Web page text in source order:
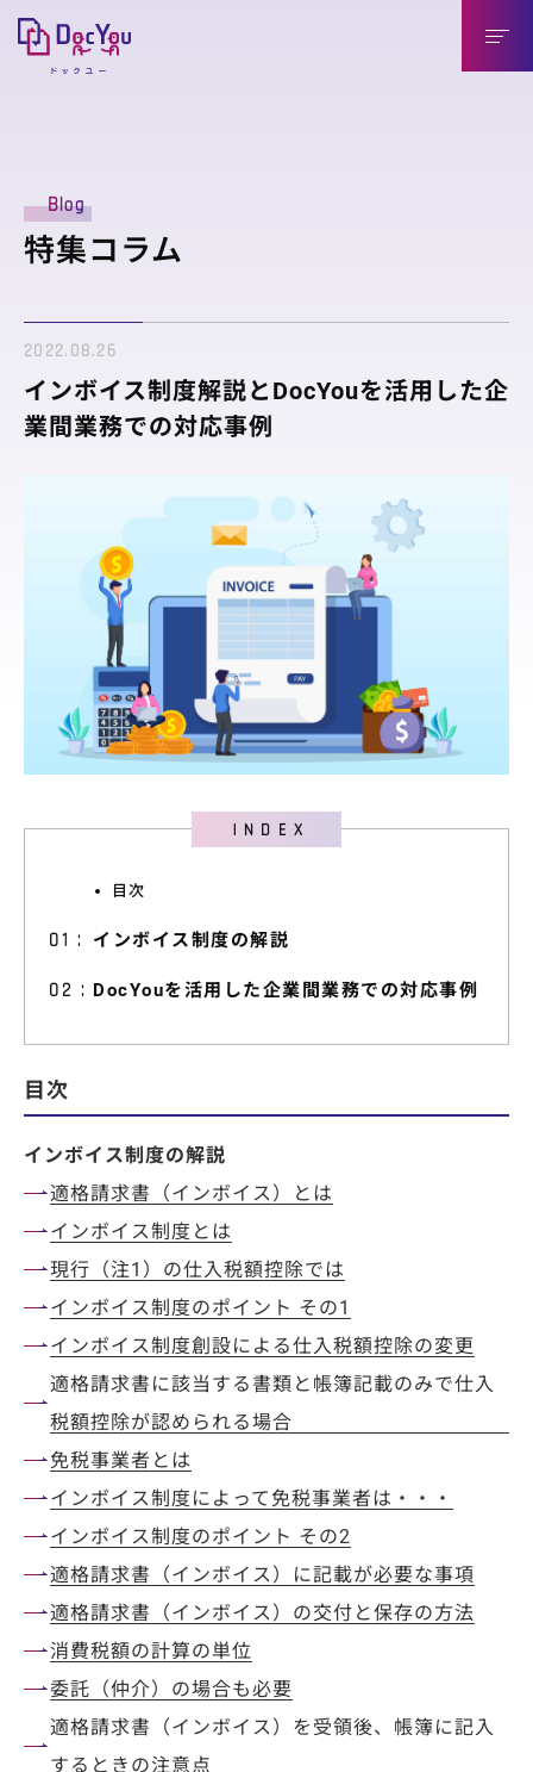
お問い合わせ
資料ダウンロード
導入のメリット
導入企業様（送信側）
機能紹介
導入サポート
取引先展開
サポート
導入事例
導入事例
ユースケース
お役立ち情報
資料ダウンロード
セミナー情報
よくあるご質問
特集コラム
お知らせ・イベント情報
Blog
特集コラム
2022.08.26
インボイス制度解説とDocYouを活用した企
業間業務での対応事例
目次
インボイス制度の解説
DocYouを活用した企業間業務での対応事例
目次
インボイス制度の解説
適格請求書（インボイス）とは
インボイス制度とは
現行（注1）の仕入税額控除では
インボイス制度のポイント その1
インボイス制度創設による仕入税額控除の変更
適格請求書に該当する書類と帳簿記載のみで仕入
税額控除が認められる場合
免税事業者とは
インボイス制度によって免税事業者は・・・
インボイス制度のポイント その2
適格請求書（インボイス）に記載が必要な事項
適格請求書（インボイス）の交付と保存の方法
消費税額の計算の単位
委託（仲介）の場合も必要
適格請求書（インボイス）を受領後、帳簿に記入
するときの注意点